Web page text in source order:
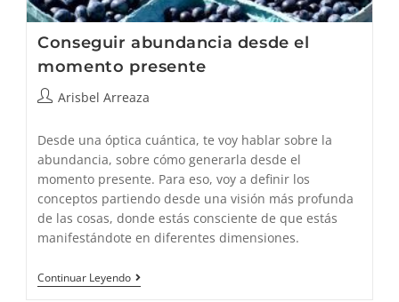
Conseguir abundancia desde el
momento presente
Autor
la
entrada:
Arisbel Arreaza
Desde una óptica cuántica, te voy hablar sobre la
abundancia, sobre cómo generarla desde el
momento presente. Para eso, voy a definir los
conceptos partiendo desde una visión más profunda
de las cosas, donde estás consciente de que estás
manifestándote en diferentes dimensiones.
Continuar LeyendoConseguir
Abundancia